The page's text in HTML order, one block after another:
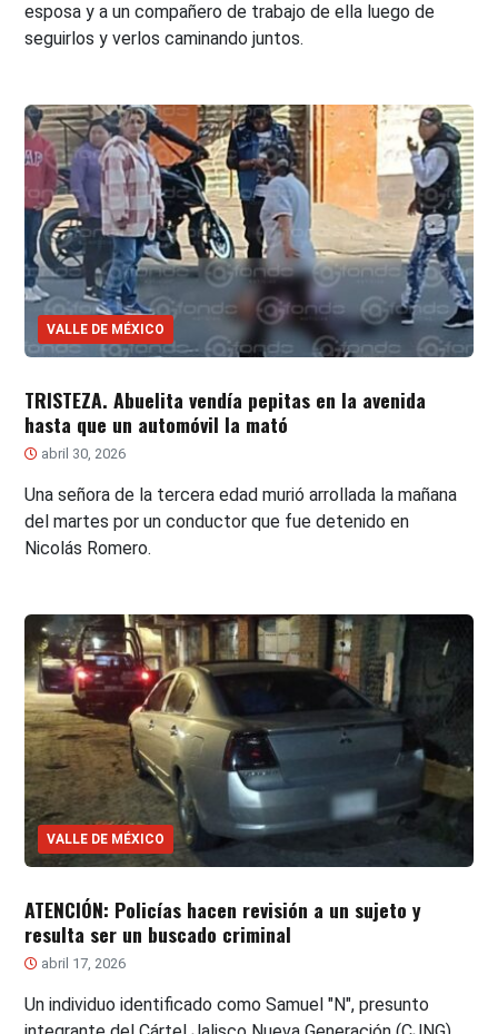
esposa y a un compañero de trabajo de ella luego de
seguirlos y verlos caminando juntos.
VALLE DE MÉXICO
TRISTEZA. Abuelita vendía pepitas en la avenida
hasta que un automóvil la mató
abril 30, 2026
Una señora de la tercera edad murió arrollada la mañana
del martes por un conductor que fue detenido en
Nicolás Romero.
VALLE DE MÉXICO
ATENCIÓN: Policías hacen revisión a un sujeto y
resulta ser un buscado criminal
abril 17, 2026
Un individuo identificado como Samuel "N", presunto